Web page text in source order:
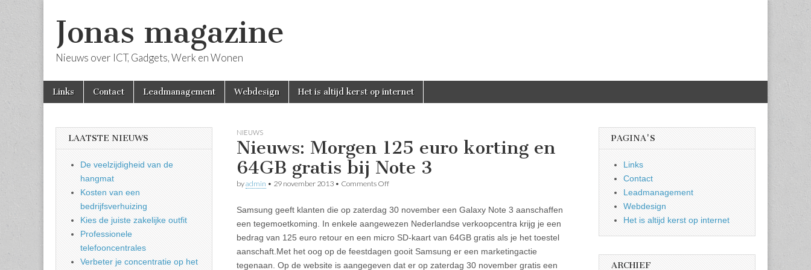
Jonas magazine
Nieuws over ICT, Gadgets, Werk en Wonen
Main
menu
Skip
Links Contact Leadmanagement Webdesign Het is altijd kerst op internet
NIEUWS
Nieuws: Morgen 125 euro korting en
64GB gratis bij Note 3
byadmin • 29 november 2013 • Comments Offon
125
euro
en
64GB
gratis
Samsung geeft klanten die op zaterdag 30 november een Galaxy Note 3 aanschaffen
een tegemoetkoming. In enkele aangewezen Nederlandse verkoopcentra krijg je een
bedrag van 125 euro retour en een micro SD-kaart van 64GB gratis als je het toestel
aanschaft.Met het oog op de feestdagen gooit Samsung er een marketingactie
tegenaan. Op de website is aangegeven dat er op zaterdag 30 november gratis een
LAATSTE NIEUWS
De veelzijdigheid van de
hangmat
Kosten van een
bedrijfsverhuizing
Kies de juiste zakelijke outfit
Professionele
telefooncentrales
Verbeter je concentratie op het
PAGINA'S
Links
Contact
Leadmanagement
Webdesign
Het is altijd kerst op internet
ARCHIEF